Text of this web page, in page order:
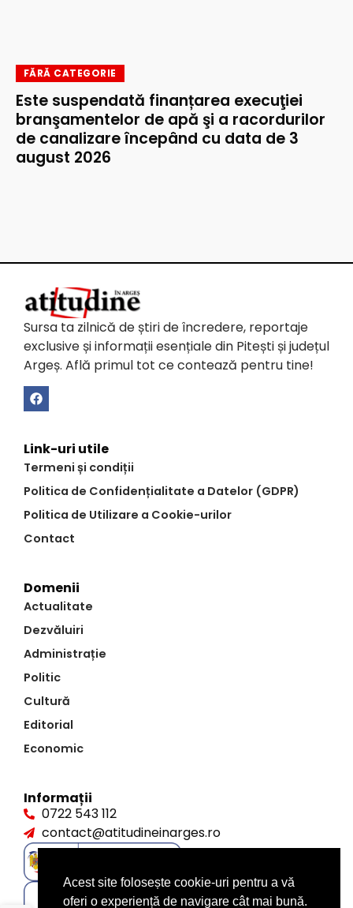
FĂRĂ CATEGORIE
Este suspendată finanțarea execuţiei
branşamentelor de apă şi a racordurilor
de canalizare începând cu data de 3
august 2026
Sursa ta zilnică de știri de încredere, reportaje
exclusive și informații esențiale din Pitești și județul
Argeș. Află primul tot ce contează pentru tine!
Link-uri utile
Termeni și condiții
Politica de Confidențialitate a Datelor (GDPR)
Politica de Utilizare a Cookie-urilor
Contact
Domenii
Actualitate
Dezvăluiri
Administrație
Politic
Cultură
Editorial
Economic
Informații
0722 543 112
contact@atitudineinarges.ro
Acest site folosește cookie-uri pentru a vă
oferi o experiență de navigare cât mai bună.